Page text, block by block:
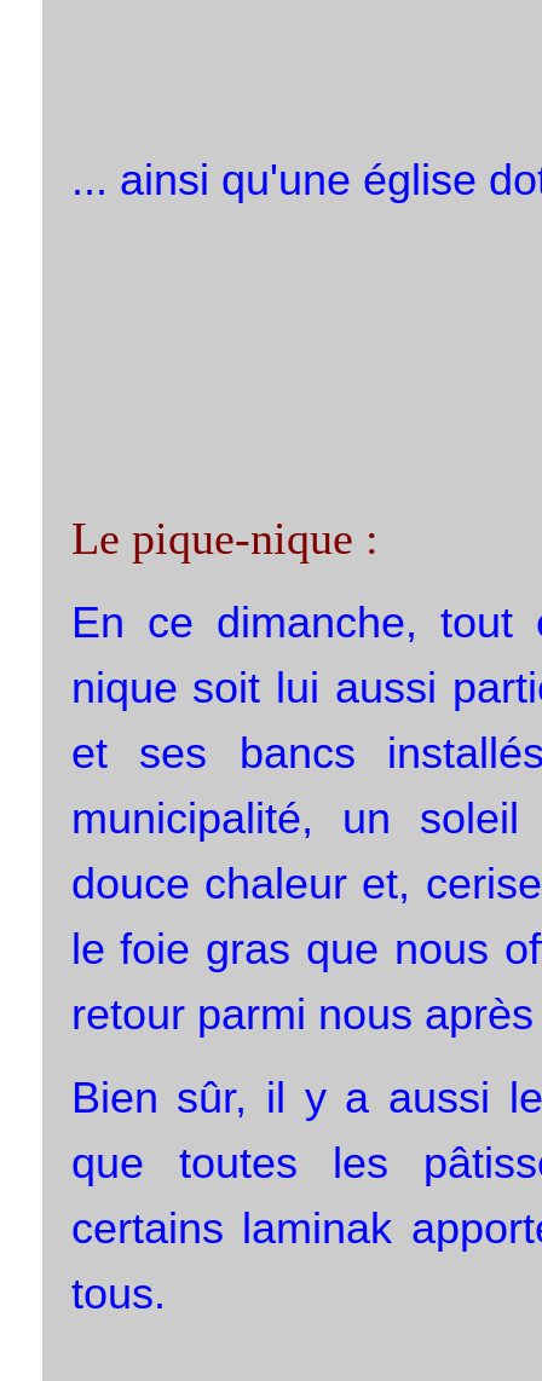
... ainsi qu'une église
Le pique-nique :
En ce dimanche,
nique soit lui aussi
et ses bancs
municipalité, un
douce chaleur et,
le foie gras que nous
retour parmi nous
Bien sûr, il y a aussi
que toutes les
certains laminak
tous.